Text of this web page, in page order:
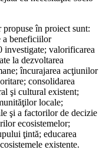
în proiect sunt:
a beneficiilor
investigate; valorificarea
la dezvoltarea
încurajarea acţiunilor
consolidarea
şi cultural existent;
locale;
şi a factorilor de decizie
ecosistemelor;
ţintă; educarea
existente.